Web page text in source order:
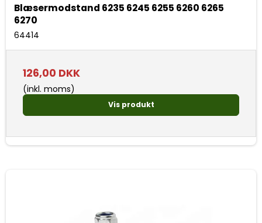
Blæsermodstand 6235 6245 6255 6260 6265
6270
64414
126,00 DKK
(inkl. moms)
Vis produkt